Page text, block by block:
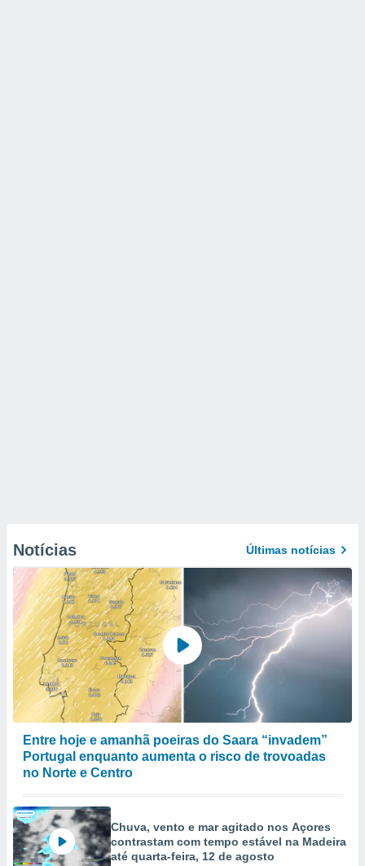
Notícias Últimas notícias
Entre hoje e amanhã poeiras do Saara “invadem”
Portugal enquanto aumenta o risco de trovoadas
no Norte e Centro
Chuva, vento e mar agitado nos Açores
contrastam com tempo estável na Madeira
até quarta-feira, 12 de agosto